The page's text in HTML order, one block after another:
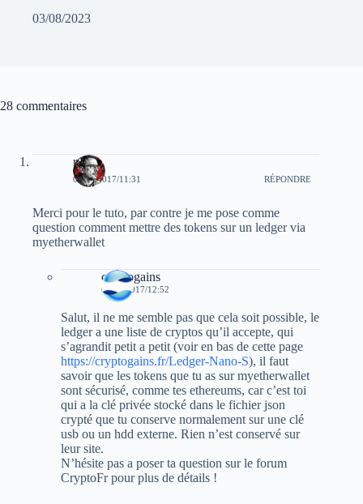
03/08/2023
28 commentaires
rez0
07/09/2017/11:31 RÉPONDRE
Merci pour le tuto, par contre je me pose comme
question comment mettre des tokens sur un ledger via
myetherwallet
cryptogains
07/09/2017/12:52
Salut, il ne me semble pas que cela soit possible, le
ledger a une liste de cryptos qu’il accepte, qui
s’agrandit petit a petit (voir en bas de cette page
https://cryptogains.fr/Ledger-Nano-S), il faut
savoir que les tokens que tu as sur myetherwallet
sont sécurisé, comme tes ethereums, car c’est toi
qui a la clé privée stocké dans le fichier json
crypté que tu conserve normalement sur une clé
usb ou un hdd externe. Rien n’est conservé sur
leur site.
N’hésite pas a poser ta question sur le forum
CryptoFr pour plus de détails !